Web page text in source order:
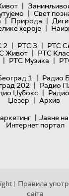
|
| Свет
| Природа |
хероје |
2 | РТС 3 | РТС
Живот | РТС
| РТС Музика |
1 | Радио
202 | Радио
Џубокс |
Џезер | Архив
| Јавне
Интернет портал
| Правила
сајта